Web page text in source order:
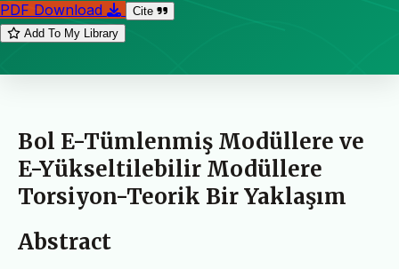
PDF Download
Cite
Add To My Library
Bol E-Tümlenmiş Modüllere ve
E-Yükseltilebilir Modüllere
Torsiyon-Teorik Bir Yaklaşım
Abstract